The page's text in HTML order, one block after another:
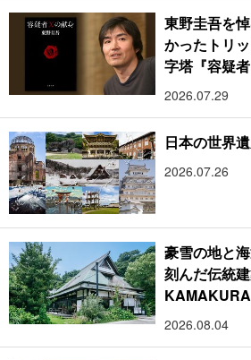
東野圭吾を
かったトリ
字塔『容疑
2026.07.29
日本の世界
2026.07.26
豪雪の地と
刻んだ伝統
2026.08.04